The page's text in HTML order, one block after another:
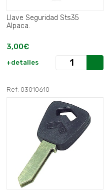
Llave Seguridad Sts35
Alpaca.
3,00€
+detalles
Ref: 03010610